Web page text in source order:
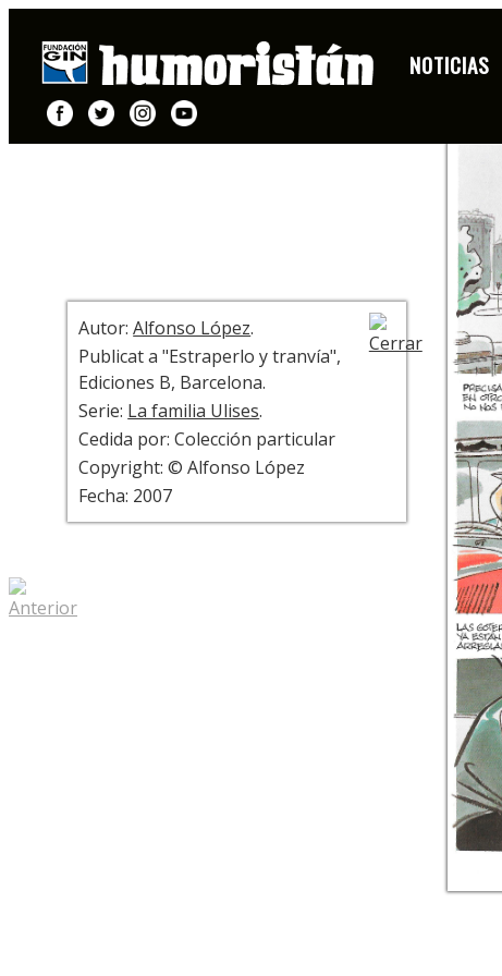
NOTICIAS
+ INFO
Autor:Alfonso López.
Publicat a "Estraperlo y tranvía",
Ediciones B, Barcelona.
Serie: La familia Ulises.
Cedida por: Colección particular
Copyright: © Alfonso López
Fecha: 2007